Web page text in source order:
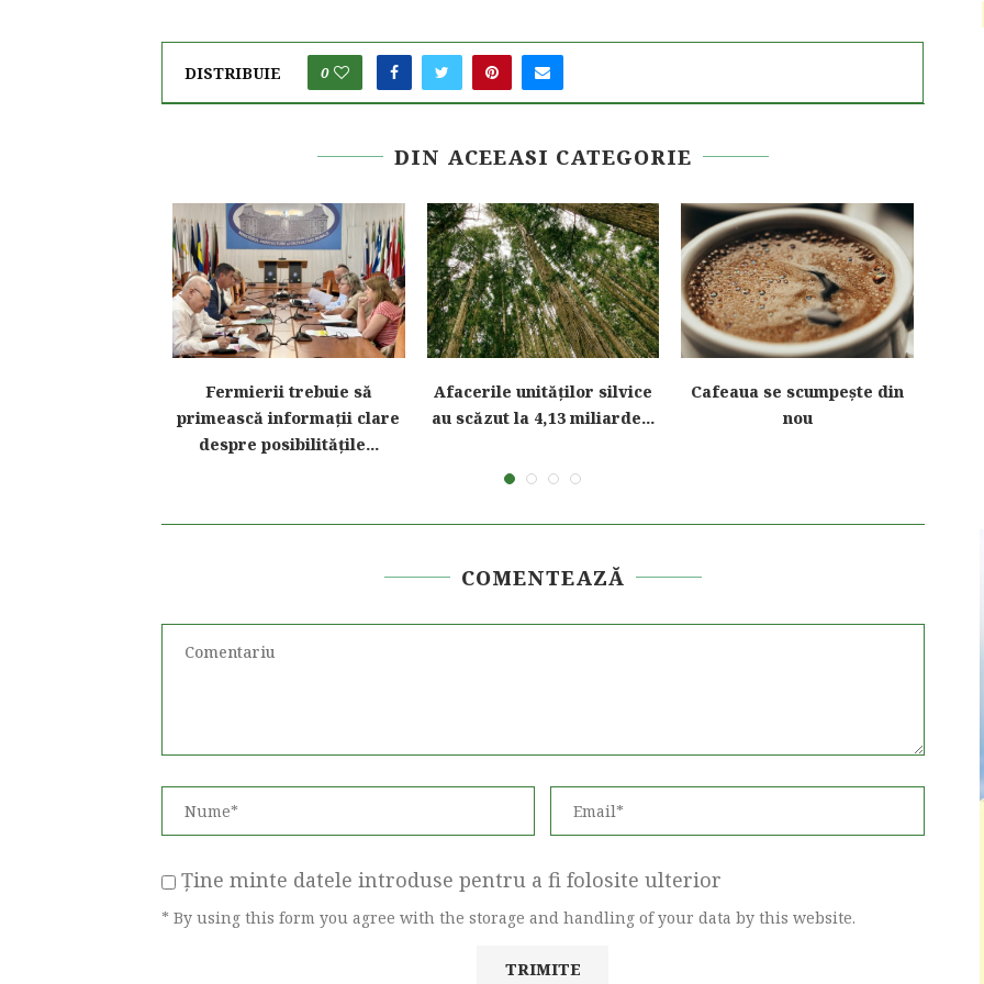
DISTRIBUIE 0
DIN ACEEASI CATEGORIE
Fermierii trebuie să
primească informații clare
despre posibilitățile...
Afacerile unităților silvice
au scăzut la 4,13 miliarde...
Cafeaua se scumpește din
nou
COMENTEAZĂ
Ține minte datele introduse pentru a fi folosite ulterior
* By using this form you agree with the storage and handling of your data by this website.